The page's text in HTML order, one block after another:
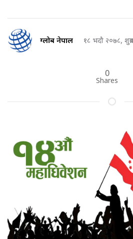
ग्लोब नेपाल १८ भदौ २०७८,
0
Shares